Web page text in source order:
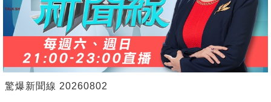
驚爆新聞線 20260802